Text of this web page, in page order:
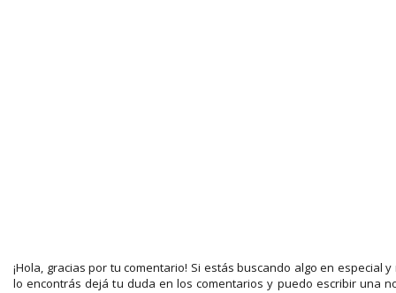
¡Hola, gracias por tu comentario! Si estás buscando algo en especial y
lo encontrás dejá tu duda en los comentarios y puedo escribir una